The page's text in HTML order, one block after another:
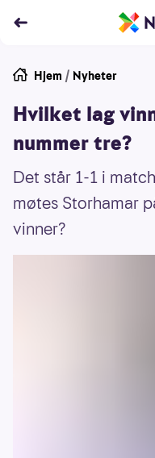
Hjem / Nyheter
Hvilket lag
nummer tre?
Det står 1-1 i
møtes Storhamar
vinner?